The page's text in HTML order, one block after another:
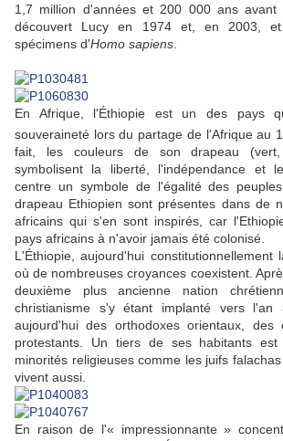
1,7 million d'années et 200 000 ans
découvert Lucy en 1974 et, en 2003,
spécimens d'Homo sapiens
En Afrique, l'Éthiopie est un des pays
souveraineté lors du partage de l'Afrique au
fait, les couleurs de son drapeau
symbolisent la liberté, l'indépendance et
centre un symbole de l'égalité des
drapeau Ethiopien sont présentes dans de
africains qui s'en sont inspirés, car
pays africains à n'avoir jamais été colonisé.
L'Éthiopie, aujourd'hui constitutionnellement
où de nombreuses croyances coexistent.
deuxième plus ancienne nation
christianisme s'y étant implanté vers
aujourd'hui des orthodoxes orientaux, des
protestants. Un tiers de ses habitants
minorités religieuses comme les juifs
vivent aussi.
En raison de l'« impressionnante »